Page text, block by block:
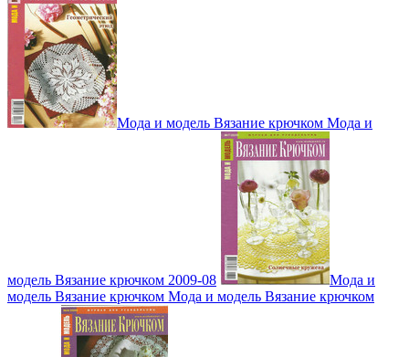
Мода и модель Вязание крючком Мода и
модель Вязание крючком 2009-08
Мода и
модель Вязание крючком Мода и модель Вязание крючком